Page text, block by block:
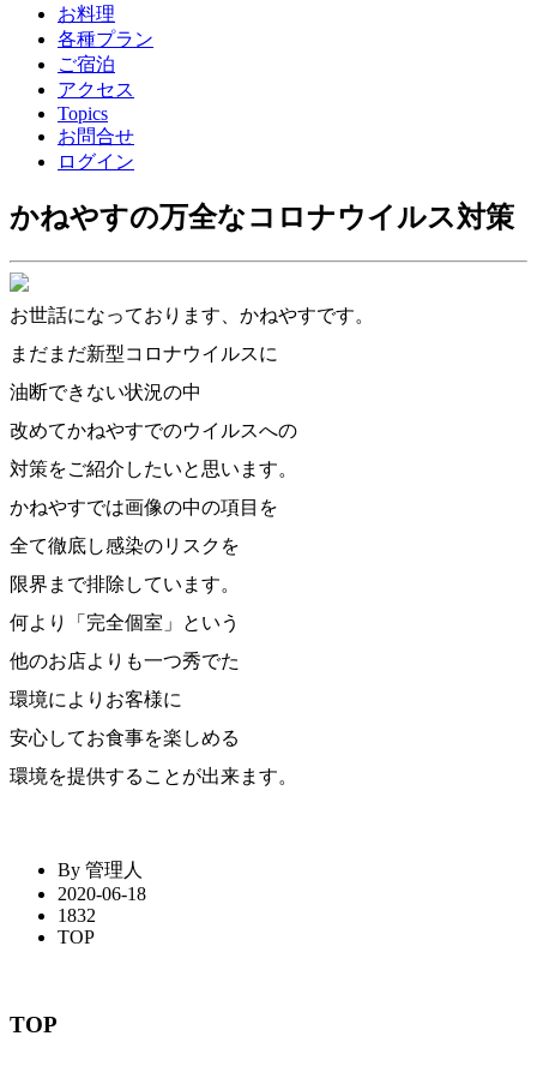
お料理
各種プラン
ご宿泊
アクセス
Topics
お問合せ
ログイン
かねやすの万全なコロナウイルス対策
お世話になっております、かねやすです。
まだまだ新型コロナウイルスに
油断できない状況の中
改めてかねやすでのウイルスへの
対策をご紹介したいと思います。
かねやすでは画像の中の項目を
全て徹底し感染のリスクを
限界まで排除しています。
何より「完全個室」という
他のお店よりも一つ秀でた
環境によりお客様に
安心してお食事を楽しめる
環境を提供することが出来ます。
By 管理人
2020-06-18
1832
TOP
TOP